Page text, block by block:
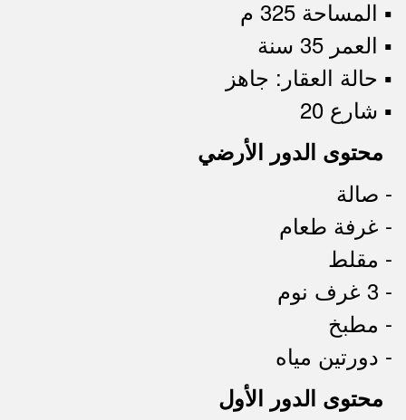
▪︎ المساحة 325 م
▪︎ العمر 35 سنة
▪︎ حالة العقار: جاهز
▪︎ شارع 20
محتوى الدور الأرضي
- صالة
- غرفة طعام
- مقلط
- 3 غرف نوم
- مطبخ
- دورتين مياه
محتوى الدور الأول